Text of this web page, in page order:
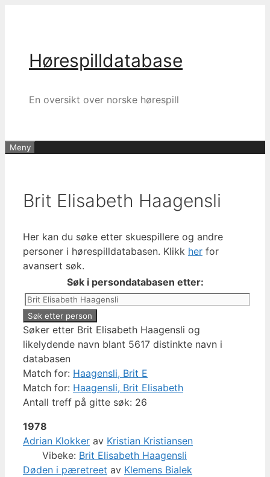
Hørespilldatabase
En oversikt over norske hørespill
Meny
Brit Elisabeth Haagensli
Her kan du søke etter skuespillere og andre
personer i hørespilldatabasen. Klikk her for
avansert søk.
Søk i persondatabasen etter:
Søker etter Brit Elisabeth Haagensli og
likelydende navn blant 5617 distinkte navn i
databasen
Match for: Haagensli, Brit E
Match for: Haagensli, Brit Elisabeth
Antall treff på gitte søk: 26
1978
Adrian Klokker av Kristian Kristiansen
Vibeke: Brit Elisabeth Haagensli
Døden i pæretreet av Klemens Bialek